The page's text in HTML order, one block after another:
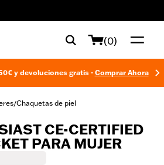
(0)
y devoluciones gratis - Comprar Ahora
/Chaquetas de piel
CE-CERTIFIED
PARA MUJER